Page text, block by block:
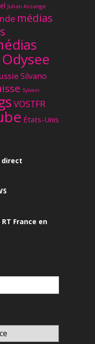
Julian Assange
médias
Odysee
Silvano
Sylvain
VOSTFR
États-Unis
direct
France en